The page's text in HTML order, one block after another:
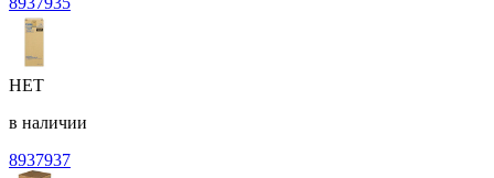
НЕТ
в наличии
8937937